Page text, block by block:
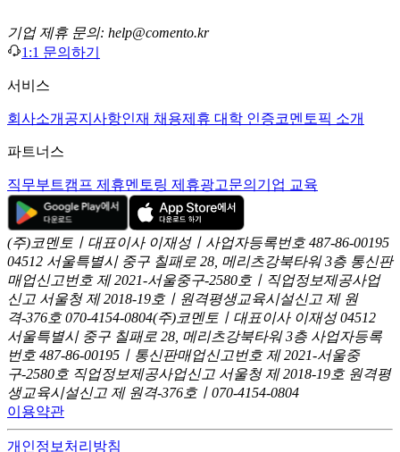
기업 제휴 문의: help@comento.kr
1:1 문의하기
서비스
회사소개 공지사항인재 채용제휴 대학 인증코멘토픽 소개
파트너스
직무부트캠프 제휴멘토링 제휴광고문의 기업 교육
(주)코멘토ㅣ대표이사 이재성ㅣ사업자등록번호 487-86-00195
04512 서울특별시 중구 칠패로 28, 메리츠강북타워 3층 통신판
매업신고번호 제 2021-서울중구-2580호ㅣ직업정보제공사업
신고 서울청 제 2018-19호ㅣ원격평생교육시설신고 제 원
격-376호 070-4154-0804(주)코멘토ㅣ대표이사 이재성 04512
서울특별시 중구 칠패로 28, 메리츠강북타워 3층 사업자등록
번호 487-86-00195ㅣ통신판매업신고번호 제 2021-서울중
구-2580호 직업정보제공사업신고 서울청 제 2018-19호 원격평
생교육시설신고 제 원격-376호ㅣ070-4154-0804
이용약관
개인정보처리방침